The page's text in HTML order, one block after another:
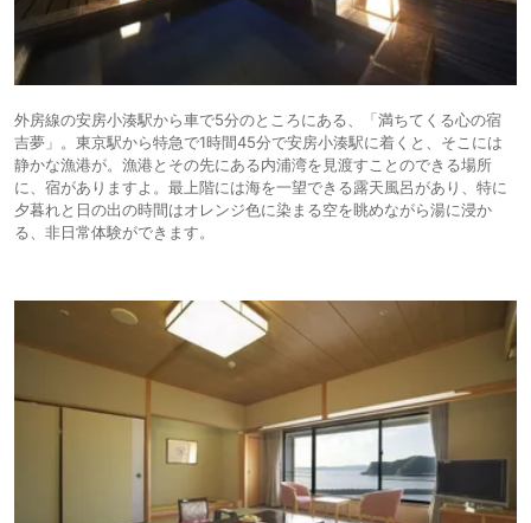
外房線の安房小湊駅から車で5分のところにある、「満ちてくる心の宿
吉夢」。東京駅から特急で1時間45分で安房小湊駅に着くと、そこには
静かな漁港が。漁港とその先にある内浦湾を見渡すことのできる場所
に、宿がありますよ。最上階には海を一望できる露天風呂があり、特に
夕暮れと日の出の時間はオレンジ色に染まる空を眺めながら湯に浸か
る、非日常体験ができます。